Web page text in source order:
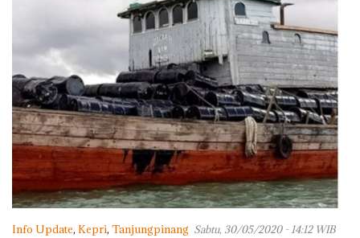
Info Update, Kepri, Tanjungpinang Sabtu, 30/05/2020 - 14:12 WIB